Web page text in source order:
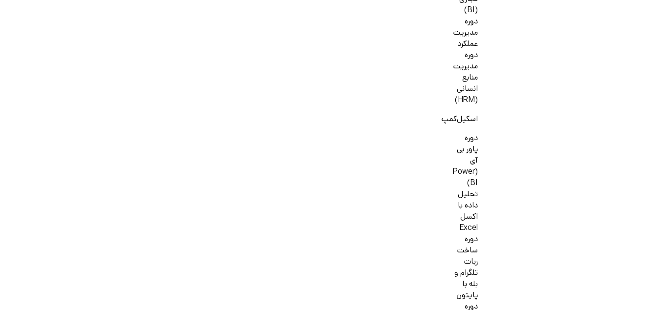
(BI)
دوره
مدیریت
عملکرد
دوره
مدیریت
منابع
انسانی
(HRM)
اسکیل‌کمپ
دوره
پاور بی
آی
(Power
BI)
تحلیل
داده با
اکسل
Excel
دوره
ساخت
ربات
تلگرام و
بله با
پایتون
دوره